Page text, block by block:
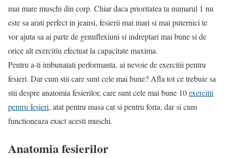
mai mare muschi din corp. Chiar daca prioritatea ta numarul 1 nu
este sa arati perfect in jeansi, fesierii mai mari si mai puternici te
vor ajuta sa ai parte de genuflexiuni si indreptari mai bune si de
orice alt exercitiu efectuat la capacitate maxima.
Pentru a-ti imbunatati performanta, ai nevoie de exercitii pentru
fesieri. Dar cum stii care sunt cele mai bune? Afla tot ce trebuie sa
stii despre anatomia fesierilor, care sunt cele mai bune 10exercitii
pentru fesieri, atat pentru masa cat si pentru forta, dar si cum
functioneaza exact acesti muschi.
Anatomia fesierilor